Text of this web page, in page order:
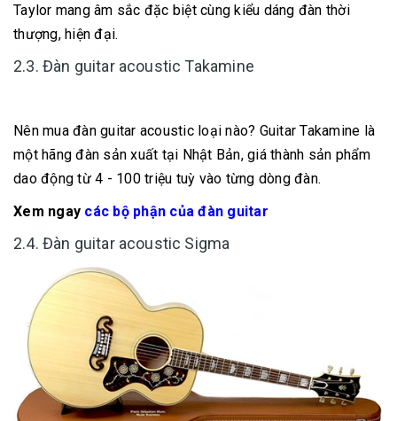
Taylor mang âm sắc đặc biệt cùng kiểu dáng đàn thời
thượng, hiện đại.
2.3. Đàn guitar acoustic Takamine
Nên mua đàn guitar acoustic loại nào? Guitar Takamine là
một hãng đàn sản xuất tại Nhật Bản, giá thành sản phẩm
dao động từ 4 - 100 triệu tuỳ vào từng dòng đàn.
Xem ngay các bộ phận của đàn guitar
2.4. Đàn guitar acoustic Sigma